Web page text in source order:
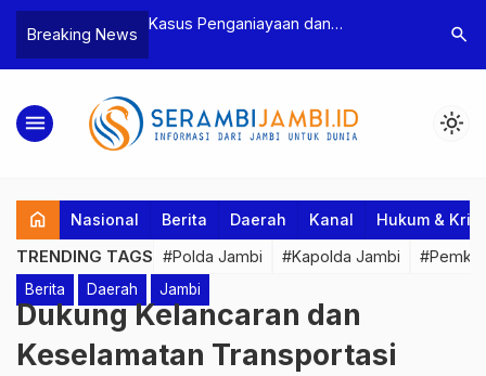
Breaking News
Bea Cukai
Pelaku beserta
dan 146 Gram
Kasus Penganiayaan dan
Tebo Tetapkan Dua Tersangka
Polres
Dua
search
menu light_mode
home Nasional Berita Daerah Kanal Hukum &
TRENDING TAGS #Polda Jambi #Kapolda Jambi
Berita Daerah Jambi
Dukung Kelancaran dan
Keselamatan Transportasi